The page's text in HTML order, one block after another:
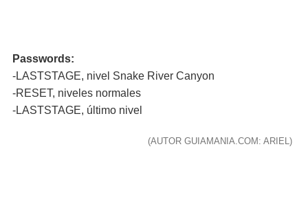
Passwords:
-LASTSTAGE, nivel Snake River Canyon
-RESET, niveles normales
-LASTSTAGE, último nivel
(AUTOR GUIAMANIA.COM: ARIEL)